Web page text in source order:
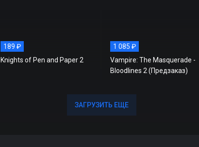
189 ₽
Knights of Pen and Paper 2
1 085 ₽
Vampire: The Masquerade -
Bloodlines 2 (Предзаказ)
ЗАГРУЗИТЬ ЕЩЕ
ЗАГРУЗИТЬ ЕЩЕ